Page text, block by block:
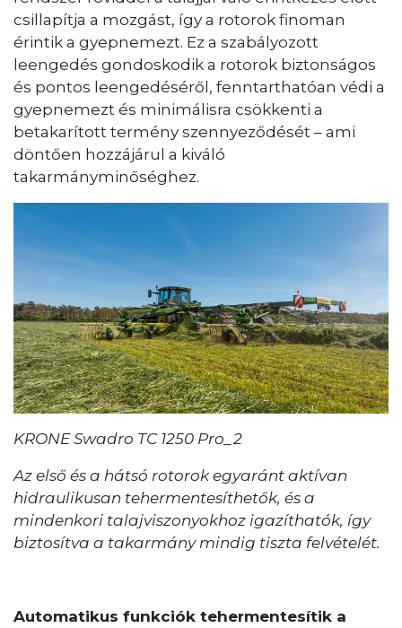
csillapítja a mozgást, így a rotorok finoman
érintik a gyepnemezt. Ez a szabályozott
leengedés gondoskodik a rotorok biztonságos
és pontos leengedéséről, fenntarthatóan védi a
gyepnemezt és minimálisra csökkenti a
betakarított termény szennyeződését – ami
döntően hozzájárul a kiváló
takarmányminőséghez.
KRONE Swadro TC 1250 Pro_2
Az első és a hátsó rotorok egyaránt aktívan
hidraulikusan tehermentesíthetők, és a
mindenkori talajviszonyokhoz igazíthatók, így
biztosítva a takarmány mindig tiszta felvételét.
Automatikus funkciók tehermentesítik a